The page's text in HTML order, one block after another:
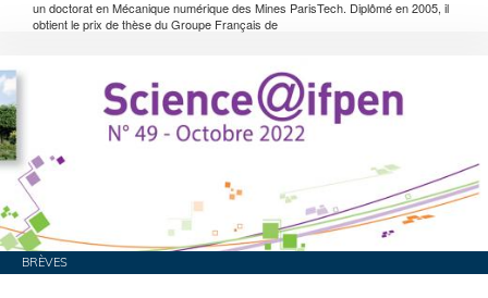
un doctorat en Mécanique numérique des Mines ParisTech. Diplômé en 2005, il
obtient le prix de thèse du Groupe Français de
BRÈVES